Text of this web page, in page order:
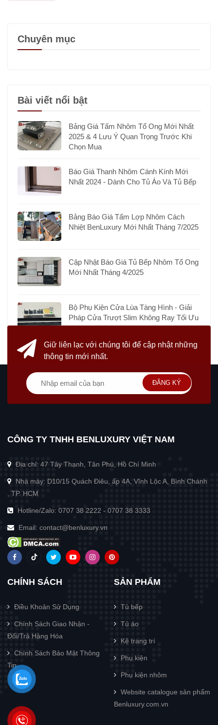
Chuyên mục
Bài viết nổi bật
Bảng Giá Tấm Nhôm Tổ Ong Mới Nhất
2025 & 4 Lưu Ý Quan Trọng Trước Khi
Chọn Mua
Báo Giá Thanh Nhôm Cánh Kính Mới
Nhất 2024 - Dành Cho Tủ Áo Và Tủ Bếp
Bảng Báo Giá Tấm Lợp Nhôm Cách
Nhiệt BenLuxury Mới Nhất Tháng 7/2025
Cập Nhật Báo Giá Tủ Bếp Nhôm Tổ Ong
Mới Nhất Tháng 4/2025
Bộ Phụ Kiện Cửa Lùa Tàng Hình - Giải
Pháp Cửa Trượt Slim Không Ray Tối Ưu
Giữ liên lạc với chúng tôi để cập nhật những
thông tin mới nhất.
ĐĂNG KÝ
CÔNG TY TNHH BENLUXURY VIỆT NAM
Địa chỉ: 47 Tây Thạnh, Tân Phú, Hồ Chí Minh
Nhà máy: D10/15 Quách Điêu, ấp 4A, Vĩnh Lộc A, Bình Chánh
, TP. HCM
Hotline/Zalo: 0707 38 2222 - 0707 38 3333
Email: contact@benluxury.vn
CHÍNH SÁCH
Điều Khoản Sử Dụng
Chính Sách Giao Nhận -
Đổi/Trả Hàng Hóa
Chính Sách Bảo Mật Thông
Tin
SẢN PHẨM
Tủ bếp
Tủ áo
Kệ trang trí
Phụ kiện
Phụ kiện nhôm
Website catalogue sản phẩm
Benluxury.com.vn